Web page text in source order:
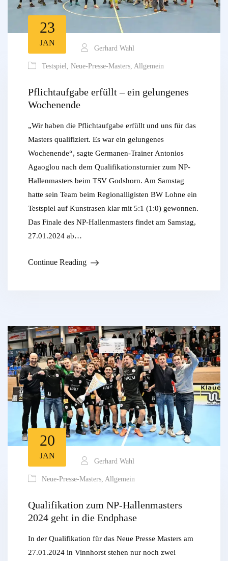
23
JAN
Gerhard Wahl
Testspiel Neue-Presse-Masters Allgemein
Pflichtaufgabe erfüllt – ein gelungenes
Wochenende
„Wir haben die Pflichtaufgabe erfüllt und uns für das
Masters qualifiziert. Es war ein gelungenes
Wochenende“, sagte Germanen-Trainer Antonios
Agaoglou nach dem Qualifikationsturnier zum NP-
Hallenmasters beim TSV Godshorn. Am Samstag
hatte sein Team beim Regionalligisten BW Lohne ein
Testspiel auf Kunstrasen klar mit 5:1 (1:0) gewonnen.
Das Finale des NP-Hallenmasters findet am Samstag,
27.01.2024 ab…
Continue Reading
20
JAN
Gerhard Wahl
Neue-Presse-Masters Allgemein
Qualifikation zum NP-Hallenmasters
2024 geht in die Endphase
In der Qualifikation für das Neue Presse Masters am
27.01.2024 in Vinnhorst stehen nur noch zwei